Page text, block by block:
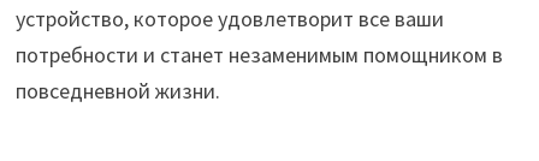
устройство, которое удовлетворит все ваши
потребности и станет незаменимым помощником в
повседневной жизни.